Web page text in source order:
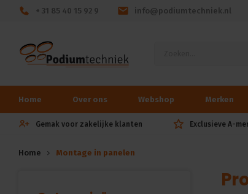
+ 31 85 40 15 92 9 info@podiumtechniek.nl
Home Over ons Webshop Merken
Gemak voor zakelijke klanten Exclusieve A-
Home Montage in panelen